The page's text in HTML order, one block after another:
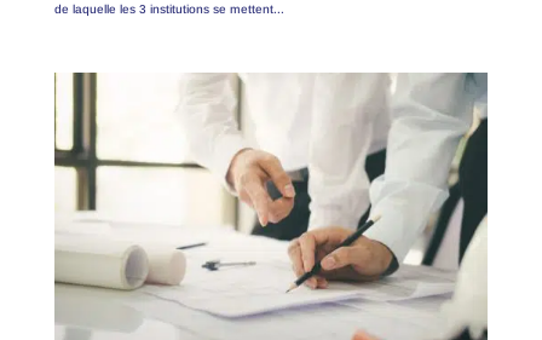
de laquelle les 3 institutions se mettent...